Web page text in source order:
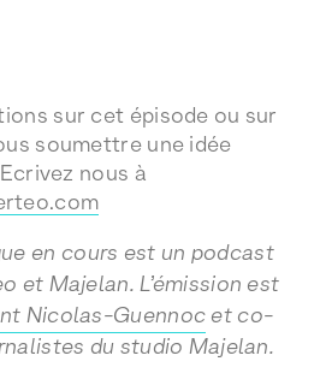
sur cet épisode ou sur
soumettre une idée
nous à
en cours est un podcast
et Majelan. L’émission est
Nicolas-Guennoc et co-
du studio Majelan.